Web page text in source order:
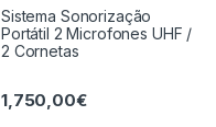
Sistema Sonorização
Portátil 2 Microfones UHF /
2 Cornetas
1,750,00€